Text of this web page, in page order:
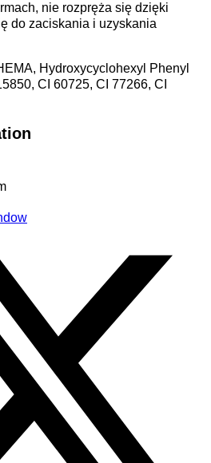
nie rozpręża się dzięki
do zaciskania i uzyskania
Hydroxycyclohexyl Phenyl
CI 60725, CI 77266, CI